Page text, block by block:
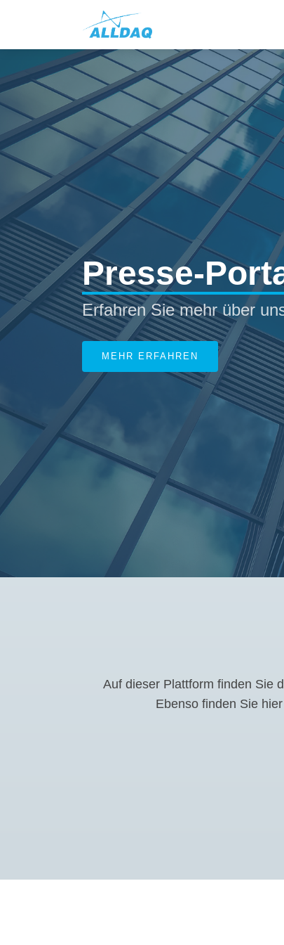
Presse-
Erfahren Sie mehr über
MEHR ERFAHREN
Auf dieser Plattform finden Sie
Ebenso finden Sie